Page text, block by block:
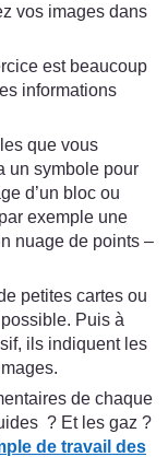
vos images dans
est beaucoup
informations
que vous
un symbole pour
d’un bloc ou
exemple une
nuage de points –
petites cartes ou
Puis à
ils indiquent les
de chaque
? Et les gaz ?
de travail des